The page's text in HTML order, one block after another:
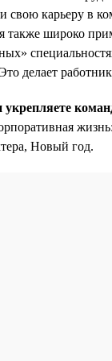
свою карьеру в
также широко
делает
Новый год.